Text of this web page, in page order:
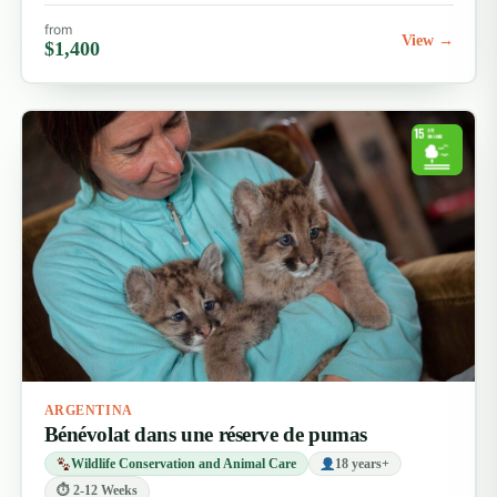
Envie de quelque chose de plus grandiose ? Vous
emblématiques comme :
Les chutes d'Iguazú – L'une des chutes d'eau les
plus spectaculaires au monde, à la frontière entre
l'Argentine et le Brésil
Mendoza– Dégustation de vins et randonnées en
montagne dans les contreforts des Andes
Patagonie– Glaciers à couper le souffle, trekking
et aventure dans le sud du pays
Envie d'explorer au-delà de Cordoue ?
Si vous résidez à Cordoue ou prévoyez de voyager
après votre stage, la région offre d'incroyables
from
$1,400 View →
ARGENTINA
Bénévolat dans une réserve de pumas
Wildlife Conservation and Animal Care
18 years+
⏱ 2-12 Weeks